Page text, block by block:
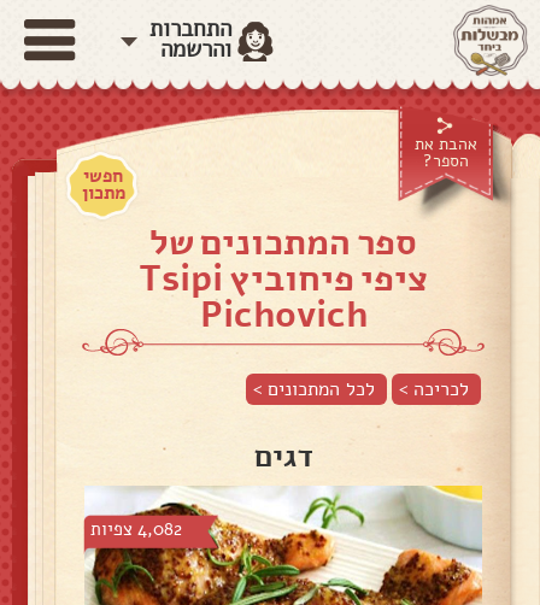
התחברות
והרשמה
אהבת את
הספר?
חפשי
מתכון
ספר המתכונים של
ציפי פיחוביץ Tsipi
Pichovich
לכריכה > לכל המתכונים >
דגים
4,082 צפיות